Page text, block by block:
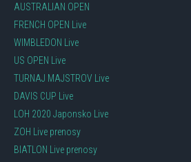
AUSTRALIAN OPEN
FRENCH OPEN Live
WIMBLEDON Live
US OPEN Live
TURNAJ MAJSTROV Live
DAVIS CUP Live
LOH 2020 Japonsko Live
ZOH Live prenosy
BIATLON Live prenosy